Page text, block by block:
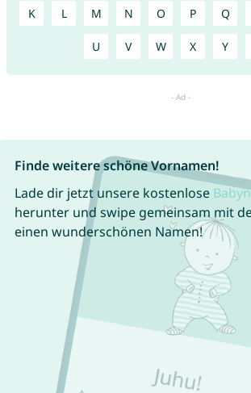
K L M N O P Q
U V W X Y
Finde weitere schöne Vornamen!
Lade dir jetzt unsere kostenlose
herunter und swipe gemeinsam mit
einen wunderschönen Namen!